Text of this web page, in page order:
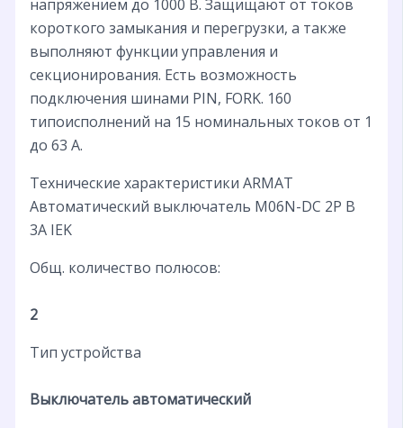
напряжением до 1000 В. Защищают от токов
короткого замыкания и перегрузки, а также
выполняют функции управления и
секционирования. Есть возможность
подключения шинами PIN, FORK. 160
типоисполнений на 15 номинальных токов от 1
до 63 А.
Технические характеристики ARMAT
Автоматический выключатель M06N-DC 2P B
3А IEK
Общ. количество полюсов:
2
Тип устройства
Выключатель автоматический